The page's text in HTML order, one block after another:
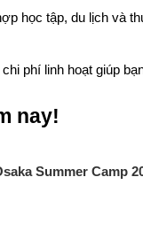
học tập, du lịch và
phí linh hoạt giúp
nay!
Summer Camp